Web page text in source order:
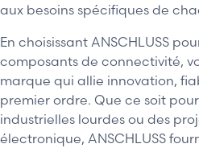
aux besoins spécifiques de
En choisissant ANSCHLUSS
composants de connectivité,
marque qui allie innovation,
premier ordre. Que ce soit
industrielles lourdes ou des
électronique, ANSCHLUSS